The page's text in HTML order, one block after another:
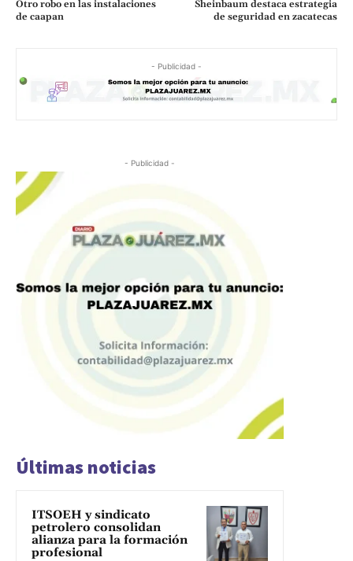
Otro robo en las instalaciones
de caapan
Sheinbaum destaca estrategia
de seguridad en zacatecas
- Publicidad -
- Publicidad -
Últimas noticias
ITSOEH y sindicato
petrolero consolidan
alianza para la formación
profesional